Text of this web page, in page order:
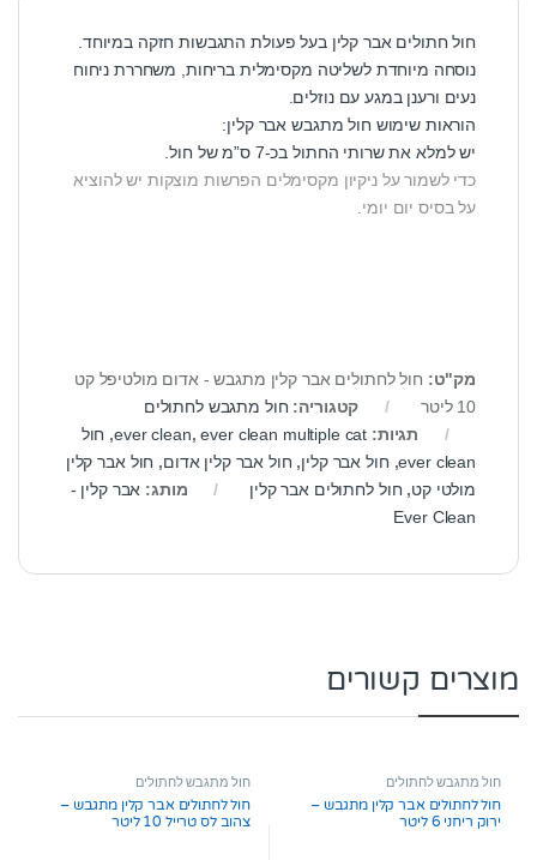
חול חתולים אבר קלין בעל פעולת התגבשות חזקה במיוחד.
נוסחה מיוחדת לשליטה מקסימלית בריחות, משחררת ניחוח
נעים ורענן במגע עם נוזלים.
הוראות שימוש חול מתגבש אבר קלין:
יש למלא את שרותי החתול בכ-7 ס”מ של חול.
כדי לשמור על ניקיון מקסימלים הפרשות מוצקות יש להוציא
על בסיס יום יומי.
מק"ט: חול לחתולים אבר קלין מתגבש - אדום מולטיפל קט
10 ליטר
קטגוריה: חול מתגבש לחתולים
תגיות:
ever clean,ever clean multiple cat
, חול
ever clean
, חול אבר קלין, חול אבר קלין אדום, חול אבר קלין
מולטי קט, חול לחתולים אבר קלין מותג: אבר קלין -
Ever Clean
מוצרים קשורים
חול מתגבש לחתולים
חול לחתולים אבר קלין מתגבש –
ירוק ריחני 6 ליטר
חול מתגבש לחתולים
חול לחתולים אבר קלין מתגבש –
צהוב לס טרייל 10 ליטר